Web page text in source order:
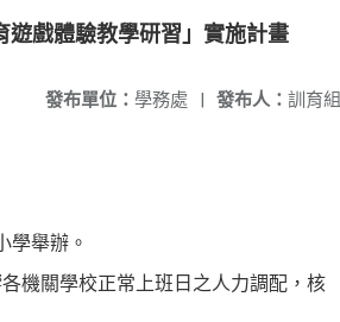
戲體驗教學研習」實施計畫
發布人： 訓育組
發布單位： 學務處 |
學舉辦。
機關學校正常上班日之人力調配，核